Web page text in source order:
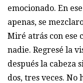
emocionado. En
apenas, se
Miré atrás con ese
nadie. Regresé la
después la cabeza
dos, tres veces. No